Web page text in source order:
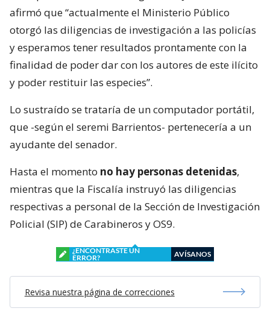
afirmó que “actualmente el Ministerio Público
otorgó las diligencias de investigación a las policías
y esperamos tener resultados prontamente con la
finalidad de poder dar con los autores de este ilícito
y poder restituir las especies”.
Lo sustraído se trataría de un computador portátil,
que -según el seremi Barrientos- pertenecería a un
ayudante del senador.
Hasta el momento no hay personas detenidas,
mientras que la Fiscalía instruyó las diligencias
respectivas a personal de la Sección de Investigación
Policial (SIP) de Carabineros y OS9.
¿ENCONTRASTE UN
ERROR?
AVÍSANOS
Revisa nuestra página de correcciones